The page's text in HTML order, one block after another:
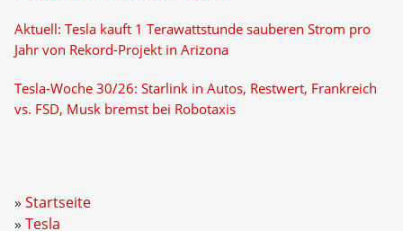
Aktuell: Tesla kauft 1 Terawattstunde sauberen Strom pro
Jahr von Rekord-Projekt in Arizona
Tesla-Woche 30/26: Starlink in Autos, Restwert, Frankreich
vs. FSD, Musk bremst bei Robotaxis
Startseite
Tesla